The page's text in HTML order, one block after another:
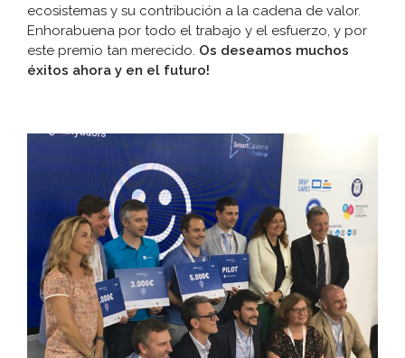
ecosistemas y su contribución a la cadena de valor.
Enhorabuena por todo el trabajo y el esfuerzo, y por
este premio tan merecido. Os deseamos muchos
éxitos ahora y en el futuro!